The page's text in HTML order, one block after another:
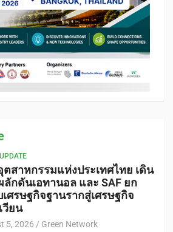
ตสาหกรรมแห่งประเทศไทย เดิน
ลักดันเอทานอล และ SAF ยก
ศรษฐกิจฐานรากสู่เศรษฐกิจ
วียน
5, 2026 Green Network